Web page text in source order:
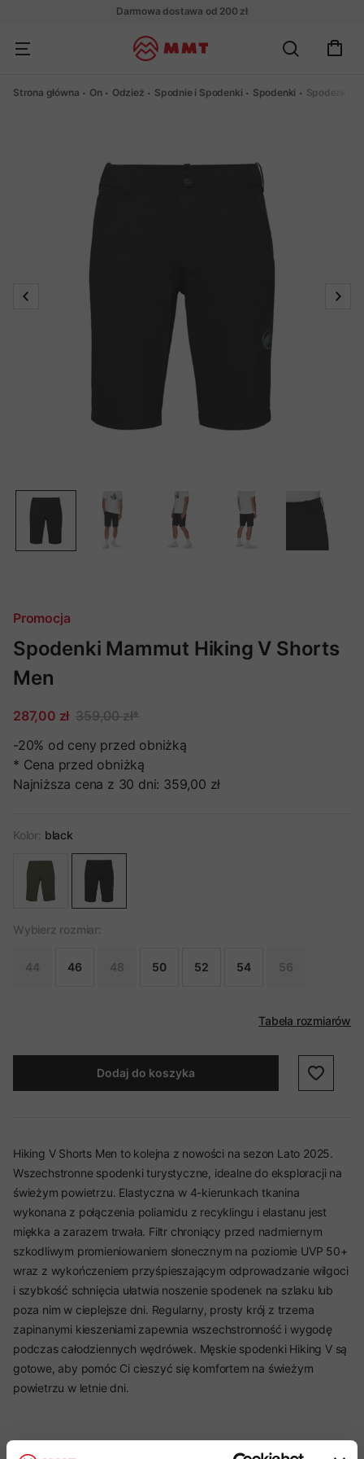
Darmowa dostawa od 200 zł
Strona główna On Odzież Spodnie i Spodenki Spodenki Spodenki
Promocja
Spodenki Mammut Hiking V Shorts
Men
287,00 zł 359,00 zł*
-20% od ceny przed obniżką
* Cena przed obniżką
Najniższa cena z 30 dni: 359,00 zł
Kolor: black
Wybierz rozmiar:
44 46 48 50 52 54 56
Tabela rozmiarów
Dodaj do koszyka
Hiking V Shorts Men to kolejna z nowości na sezon Lato 2025.
Wszechstronne spodenki turystyczne, idealne do eksploracji na
świeżym powietrzu. Elastyczna w 4-kierunkach tkanina
wykonana z połączenia poliamidu z recyklingu i elastanu jest
miękka a zarazem trwała. Filtr chroniący przed nadmiernym
szkodliwym promieniowaniem słonecznym na poziomie UVP 50+
wraz z wykończeniem przyśpieszającym odprowadzanie wilgoci
i szybkość schnięcia ułatwia noszenie spodenek na szlaku lub
poza nim w cieplejsze dni. Regularny, prosty krój z trzema
zapinanymi kieszeniami zapewnia wszechstronność i wygodę
podczas całodziennych wędrówek. Męskie spodenki Hiking V są
gotowe, aby pomóc Ci cieszyć się komfortem na świeżym
powietrzu w letnie dni.